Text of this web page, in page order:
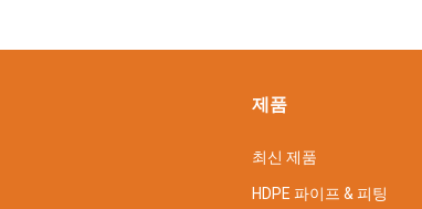
제품
최신 제품
HDPE 파이프 & 피팅